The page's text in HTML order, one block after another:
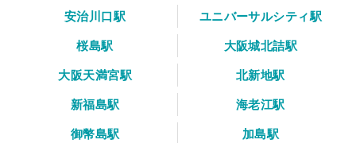
安治川口駅
ユニバーサルシティ駅
桜島駅
大阪城北詰駅
大阪天満宮駅
北新地駅
新福島駅
海老江駅
御幣島駅
加島駅